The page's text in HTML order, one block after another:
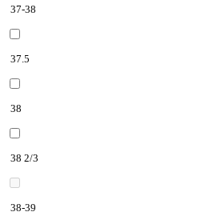
37-38
37.5
38
38 2/3
38-39